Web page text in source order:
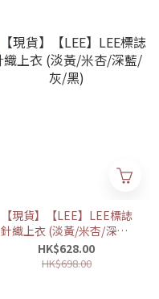
【現貨】【LEE】LEE標誌
針織上衣 (淡黃/米杏/深藍/
灰/黑)
HK$628.00
HK$698.00